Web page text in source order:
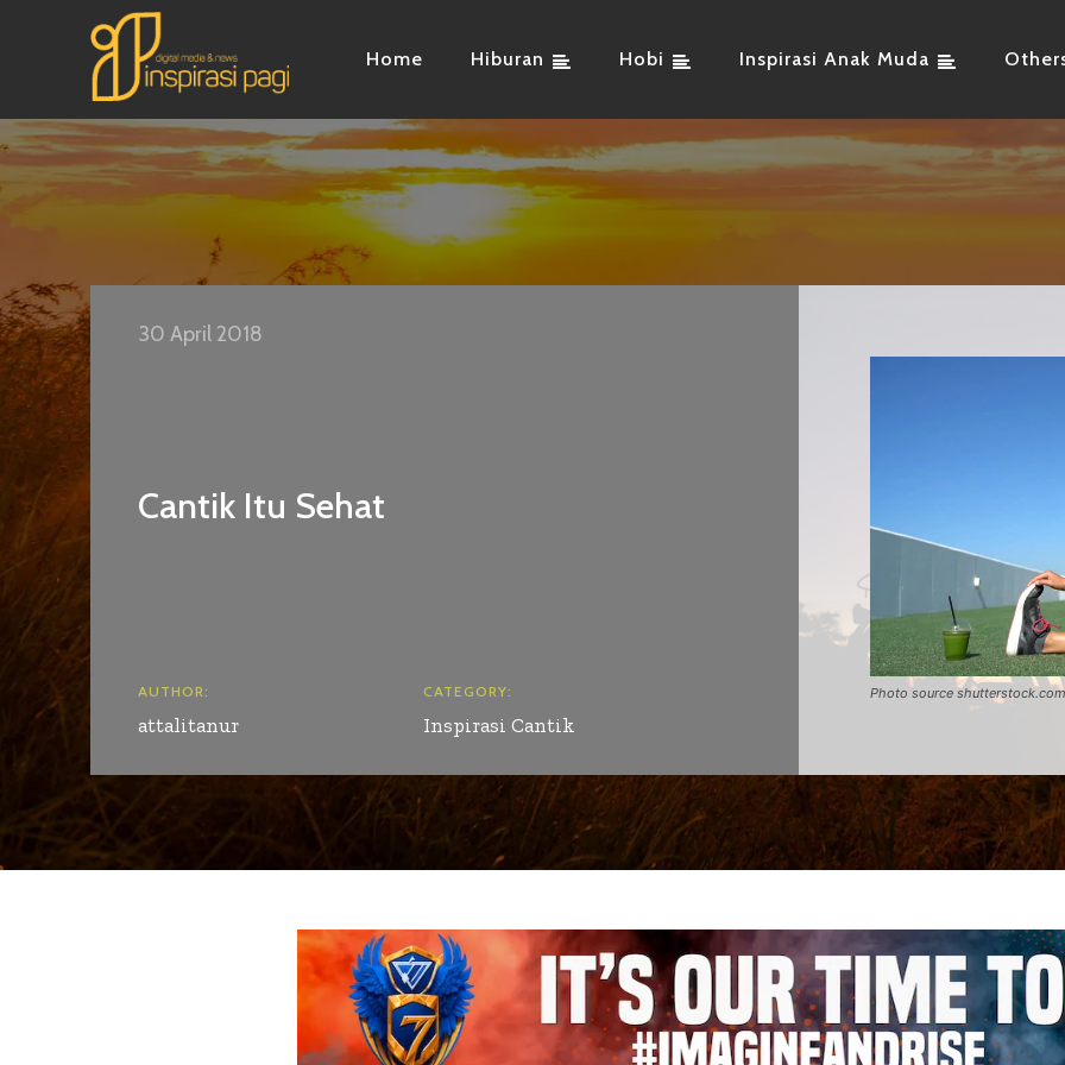
Home Hiburan Hobi Inspirasi Anak Muda
Cantik Itu Sehat
Photo source shutterstock.com
30 April 2018
AUTHOR:
attalitanur
CATEGORY:
Inspirasi Cantik